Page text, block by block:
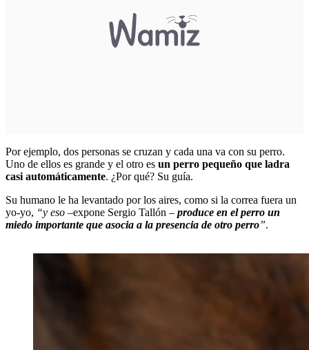
Por ejemplo, dos personas se cruzan y cada una va con su perro.
Uno de ellos es grande y el otro es un perro pequeño que ladra
casi automáticamente. ¿Por qué? Su guía.
Su humano le ha levantado por los aires, como si la correa fuera un
yo-yo, “y eso –expone Sergio Tallón – produce en el perro un
miedo importante que asocia a la presencia de otro perro”.